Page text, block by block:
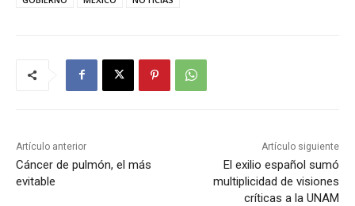
Artículo anterior
Cáncer de pulmón, el más
evitable
Artículo siguiente
El exilio español sumó
multiplicidad de visiones
críticas a la UNAM